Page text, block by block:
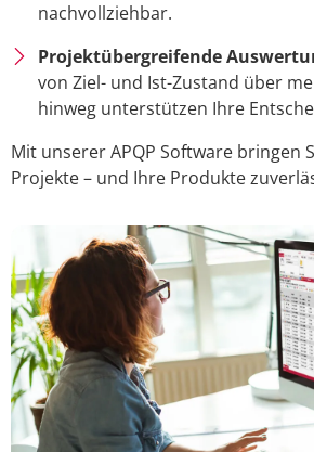
nachvollziehbar.
Projektübergreifende
von Ziel- und Ist-Zustand über
hinweg unterstützen Ihre
Mit unserer APQP Software bringen
Projekte – und Ihre Produkte